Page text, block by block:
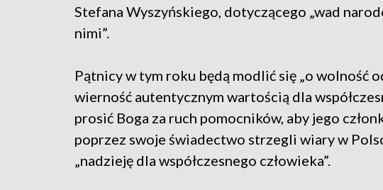
Stefana Wyszyńskiego, dotyczącego „wad
nimi”.
Pątnicy w tym roku będą modlić się „o wolność
wierność autentycznym wartością dla
prosić Boga za ruch pomocników, aby jego
poprzez swoje świadectwo strzegli wiary w
„nadzieję dla współczesnego człowieka”.